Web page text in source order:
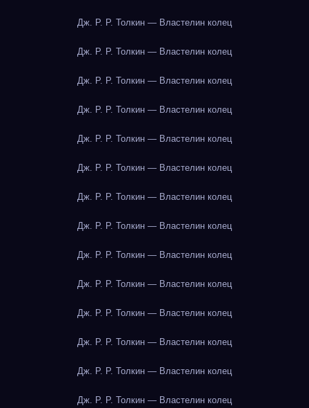
Дж. Р. Р. Толкин — Властелин колец
Дж. Р. Р. Толкин — Властелин колец
Дж. Р. Р. Толкин — Властелин колец
Дж. Р. Р. Толкин — Властелин колец
Дж. Р. Р. Толкин — Властелин колец
Дж. Р. Р. Толкин — Властелин колец
Дж. Р. Р. Толкин — Властелин колец
Дж. Р. Р. Толкин — Властелин колец
Дж. Р. Р. Толкин — Властелин колец
Дж. Р. Р. Толкин — Властелин колец
Дж. Р. Р. Толкин — Властелин колец
Дж. Р. Р. Толкин — Властелин колец
Дж. Р. Р. Толкин — Властелин колец
Дж. Р. Р. Толкин — Властелин колец